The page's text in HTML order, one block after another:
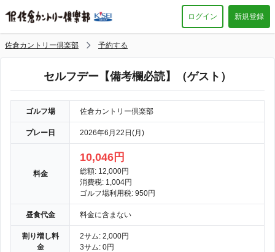
ログイン 新規登録
佐倉カントリー倶楽部 予約する
セルフデー【備考欄必読】（ゲスト）
ゴルフ場 佐倉カントリー倶楽部
プレー日 2026年6月22日(月)
料金
10,046円
総額: 12,000円
消費税: 1,004円
ゴルフ場利用税: 950円
昼食代金 料金に含まない
割り増し料
金
2サム: 2,000円
3サム: 0円